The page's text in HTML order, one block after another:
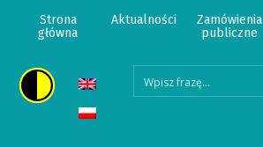
Strona
główna
Aktualności
Zamówienia
publiczne